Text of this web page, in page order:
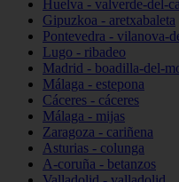
Huelva - valverde-del-
Gipuzkoa - aretxabaleta
Pontevedra - vilanova-
Lugo - ribadeo
Madrid - boadilla-del-
Málaga - estepona
Cáceres - cáceres
Málaga - mijas
Zaragoza - cariñena
Asturias - colunga
A-coruña - betanzos